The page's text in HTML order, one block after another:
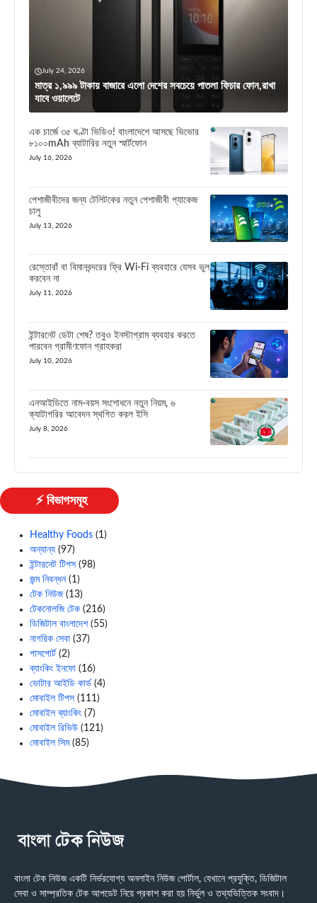
July 24, 2026
মাত্র ১,৯৯৯ টাকায় বাজারে এলো দেশের সবচেয়ে পাতলা ফিচার ফোন,রাখা
যাবে ওয়ালেটে
এক চার্জে ৩৫ ঘণ্টা ভিডিও! বাংলাদেশে আসছে ভিভোর
৮১০০mAh ব্যাটারির নতুন স্মার্টফোন
July 16, 2026
পেশাজীবীদের জন্য টেলিটকের নতুন পেশাজীবী প্যাকেজ
চালু
July 13, 2026
রেস্তোরাঁ বা বিমানবন্দরের ফ্রি Wi-Fi ব্যবহারে যেসব ভুল
করবেন না
July 11, 2026
ইন্টারনেট ডেটা শেষ? তবুও ইনস্টাগ্রাম ব্যবহার করতে
পারবেন গ্রামীণফোন গ্রাহকরা
July 10, 2026
এনআইডিতে নাম-বয়স সংশোধনে নতুন নিয়ম, ৬
ক্যাটাগরির আবেদন স্থগিত করল ইসি
July 8, 2026
⚡ বিভাগসমূহ
Healthy Foods (1)
অন্যান্য (97)
ইন্টারনেট টিপস (98)
জন্ম নিবন্ধন(1)
টেক নিউজ(13)
টেকনোলজি টেক (216)
ডিজিটাল বাংলাদেশ(55)
নাগরিক সেবা (37)
পাসপোর্ট (2)
ব্যাংকিং ইনফো (16)
ভোটার আইডি কার্ড (4)
মোবাইল টিপস (111)
মোবাইল ব্যাংকিং (7)
মোবাইল রিভিউ (121)
মোবাইল সিম(85)
বাংলা টেক নিউজ একটি নির্ভরযোগ্য অনলাইন নিউজ পোর্টাল, যেখানে প্রযুক্তি, ডিজিটাল
সেবা ও সাম্প্রতিক টেক আপডেট নিয়ে প্রকাশ করা হয় নির্ভুল ও তথ্যভিত্তিক সংবাদ।